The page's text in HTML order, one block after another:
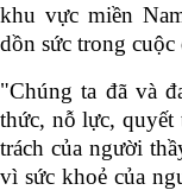
khu vực miền
dồn sức trong
"Chúng ta đã và
thức, nỗ lực, quyết
trách của người
vì sức khoẻ của